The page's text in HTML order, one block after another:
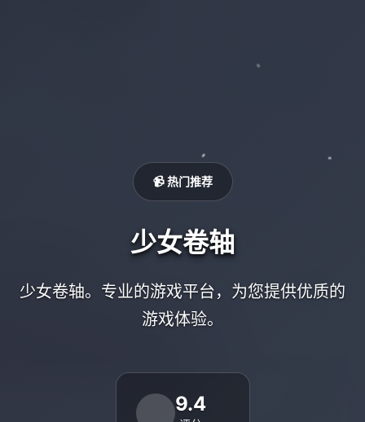
📹 热门推荐
少女卷轴
少女卷轴。专业的游戏平台，为您提供优质的
游戏体验。
9.4